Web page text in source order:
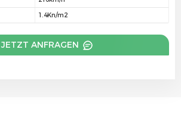
1.4Kn/m2
JETZT ANFRAGEN